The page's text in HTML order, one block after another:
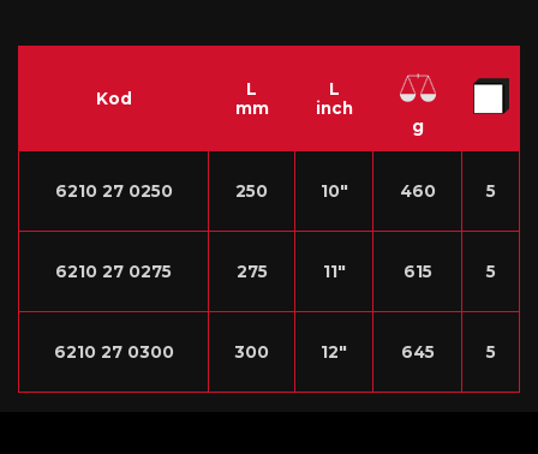
Kod
L
mm
L
inch
g
6210 27 0250 250 10″ 460 5
6210 27 0275 275 11″ 615 5
6210 27 0300 300 12″ 645 5